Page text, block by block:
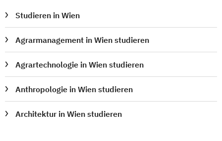
Studieren in Wien
Agrarmanagement in Wien studieren
Agrartechnologie in Wien studieren
Anthropologie in Wien studieren
Architektur in Wien studieren